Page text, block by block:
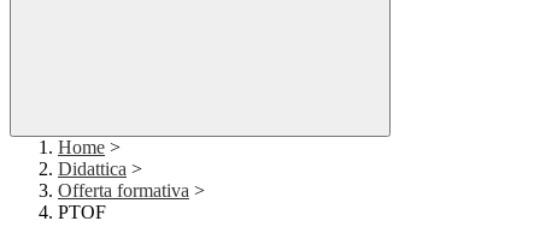
Home >
Didattica >
Offerta formativa >
PTOF